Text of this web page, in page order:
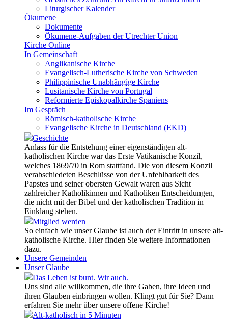
Liturgischer Kalender
Ökumene
Dokumente
Ökumene-Aufgaben der Utrechter Union
Kirche Online
In Gemeinschaft
Anglikanische Kirche
Evangelisch-Lutherische Kirche von Schweden
Philippinische Unabhängige Kirche
Lusitanische Kirche von Portugal
Reformierte Episkopalkirche Spaniens
Im Gespräch
Römisch-katholische Kirche
Evangelische Kirche in Deutschland (EKD)
Geschichte
Anlass für die Entstehung einer eigenständigen alt-
katholischen Kirche war das Erste Vatikanische Konzil,
welches 1869/70 in Rom stattfand. Die von diesem Konzil
verabschiedeten Beschlüsse von der Unfehlbarkeit des
Papstes und seiner obersten Gewalt waren aus Sicht
zahlreicher Katholikinnen und Katholiken Entscheidungen,
die nicht mit der Bibel und der katholischen Tradition in
Einklang stehen.
Mitglied werden
So einfach wie unser Glaube ist auch der Eintritt in unsere alt-
katholische Kirche. Hier finden Sie weitere Informationen
dazu.
Unsere Gemeinden
Unser Glaube
Das Leben ist bunt. Wir auch.
Uns sind alle willkommen, die ihre Gaben, ihre Ideen und
ihren Glauben einbringen wollen. Klingt gut für Sie? Dann
erfahren Sie mehr über unsere offene Kirche!
Alt-katholisch in 5 Minuten